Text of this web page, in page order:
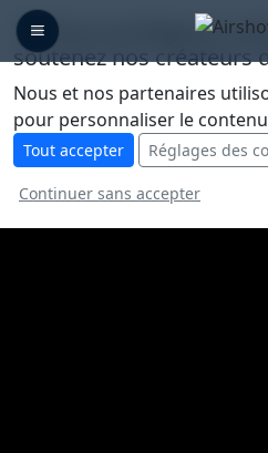
🛡️ Nous protégeons
soutenez nos créateurs
Nous et nos partenaires
pour personnaliser le
Tout accepter Réglages des
Continuer sans accepter